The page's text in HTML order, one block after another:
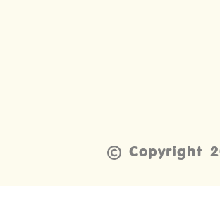
Copyright